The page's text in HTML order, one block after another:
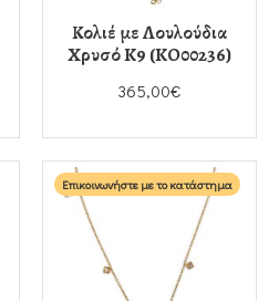
Κολιέ με Λουλούδια
Χρυσό K9 (KO00236)
365,00€
Επικοινωνήστε με το κατάστημα